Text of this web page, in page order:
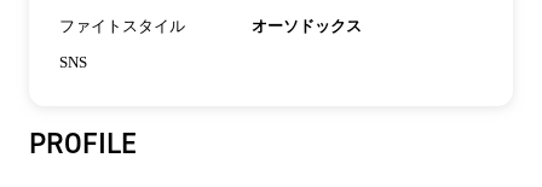
ファイトスタイル オーソドックス
SNS
PROFILE